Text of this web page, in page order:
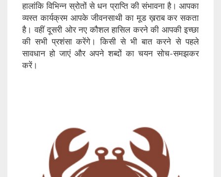
हालांकि विभिन्न स्रोतों से धन प्राप्ति की संभावना है। आपका
व्यस्त कार्यक्रम आपके जीवनसाथी का मूड ख़राब कर सकता
है। वहीं दूसरी ओर नए कौशल हासिल करने की आपकी इच्छा
की सभी प्रशंसा करेंगे। किसी से भी बात करने से पहले
सावधान हो जाएं और अपने शब्दों का चयन सोच-समझकर
करें।